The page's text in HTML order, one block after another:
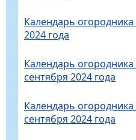
Календарь огородника
2024 года
Календарь огородника
сентября 2024 года
Календарь
сентября 2024 года